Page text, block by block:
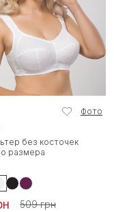
Фото
без косточек
размера
509 грн